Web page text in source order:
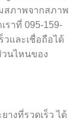
สภาพจากสภาพ
าที่ 095-159-
วและเชื่อถือได้
วนไหนของ
างที่รวดเร็ว ได้